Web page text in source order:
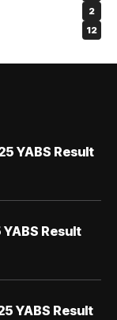
2
12
YABS Result
YABS Result
YABS Result